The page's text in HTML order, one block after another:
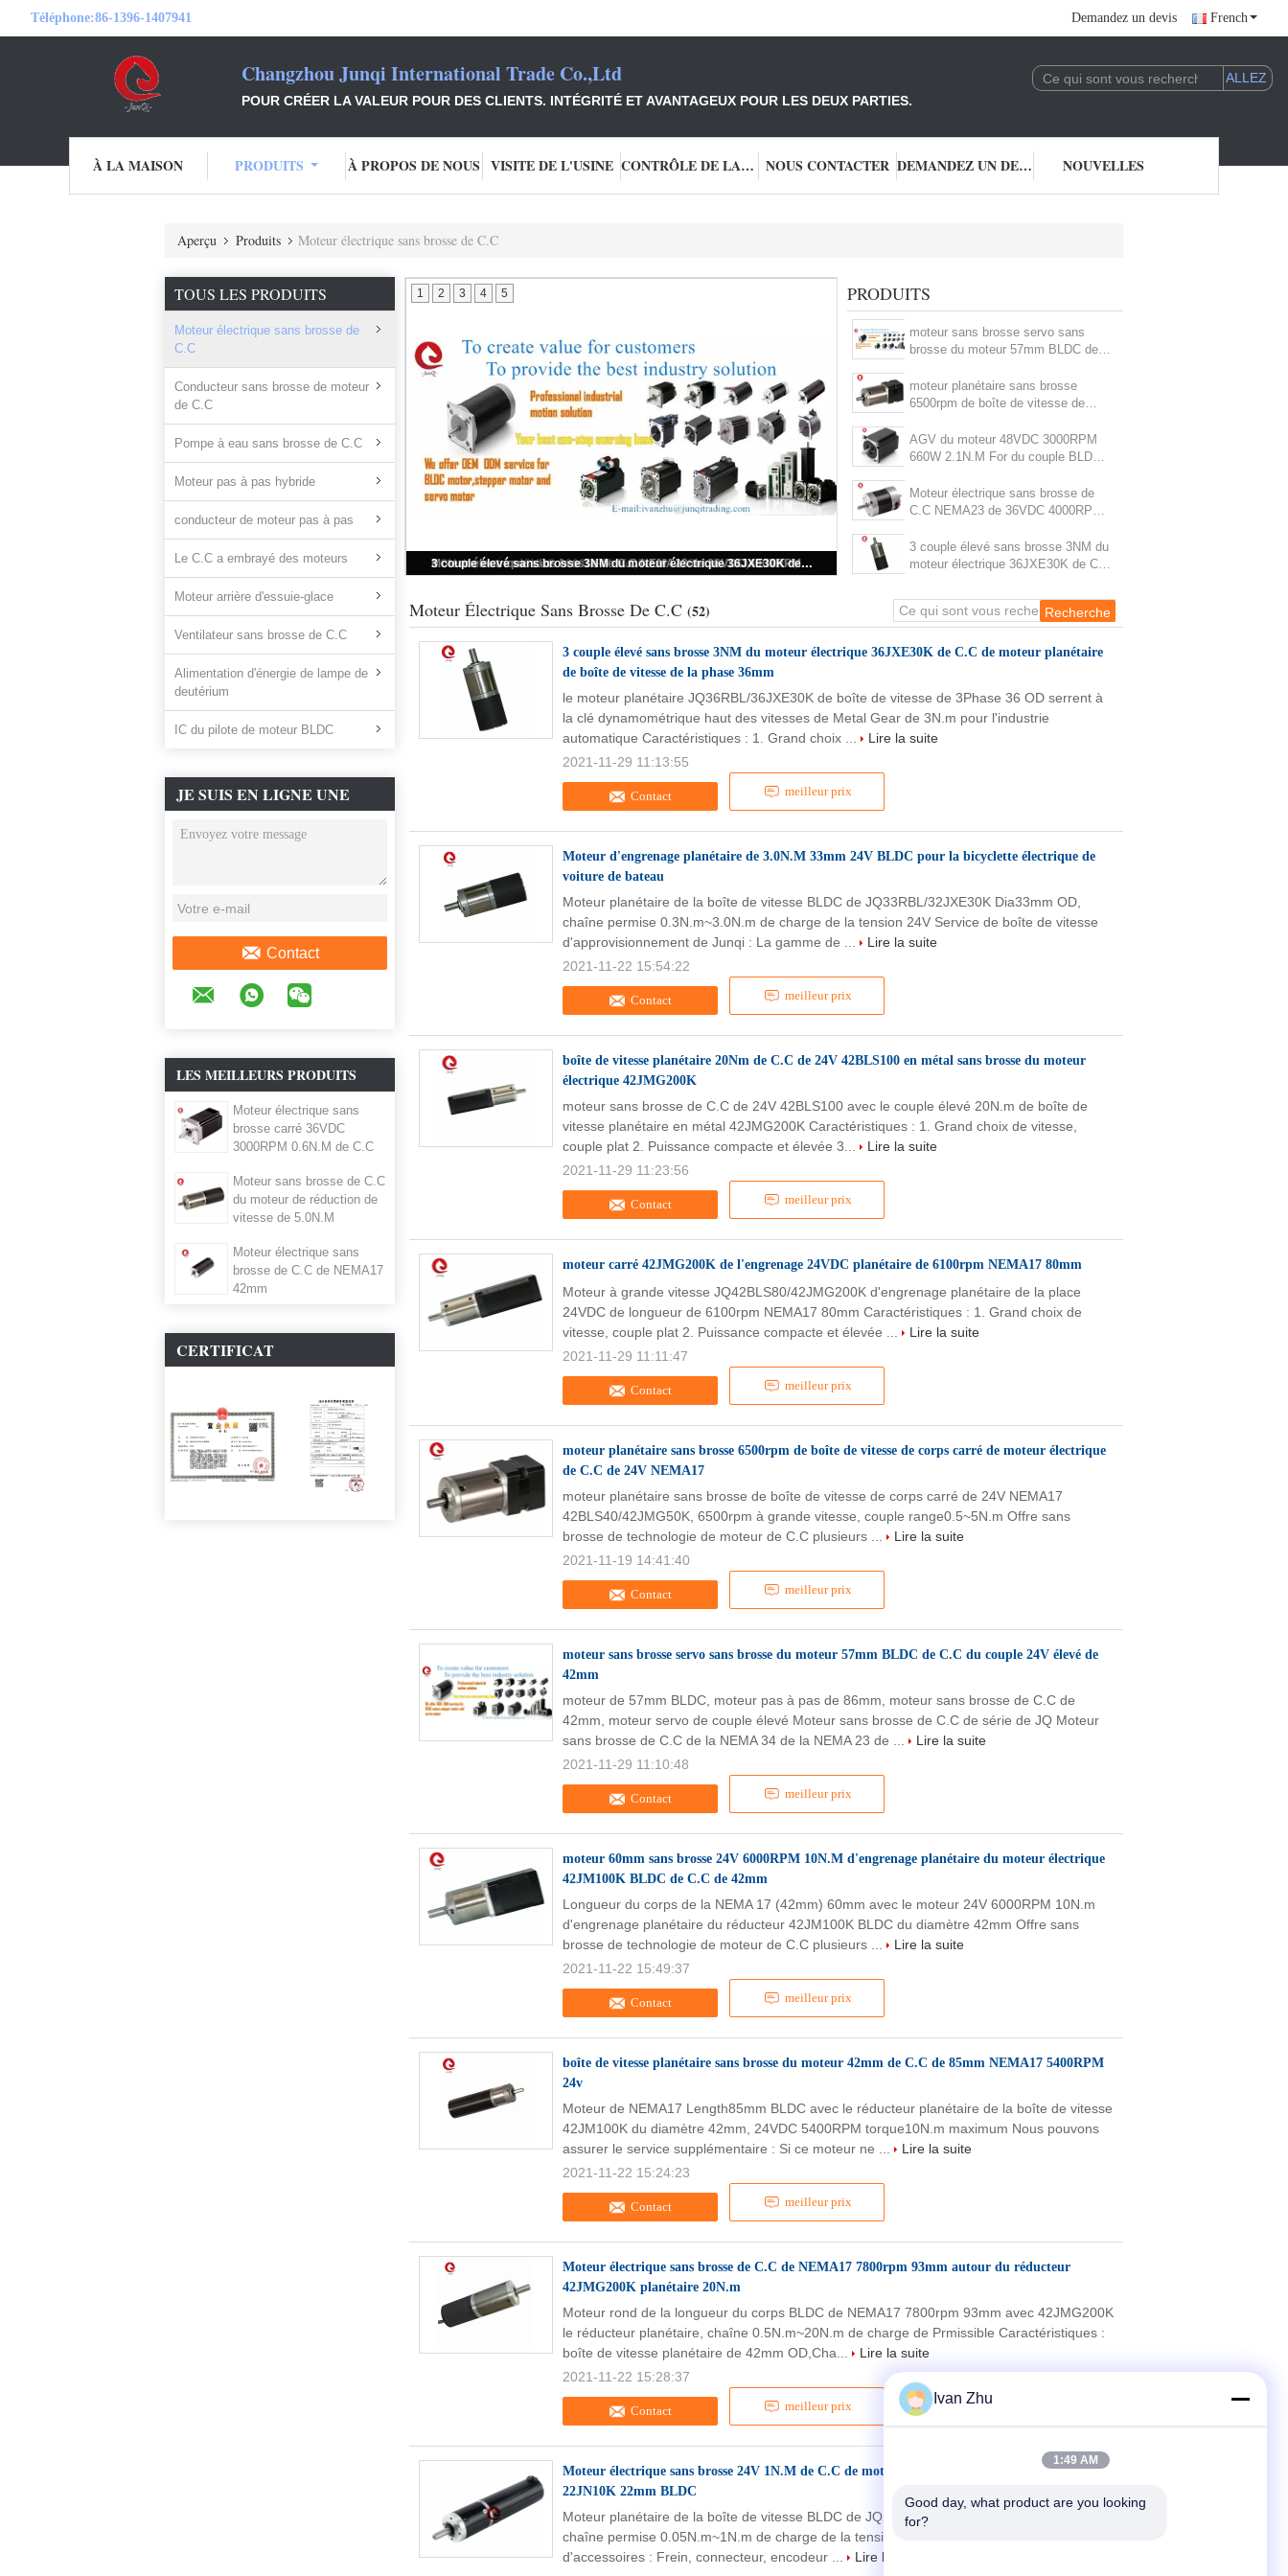
Téléphone:86-1396-1407941 Demandez un devis French
Changzhou Junqi International Trade Co.,Ltd
POUR CRÉER LA VALEUR POUR DES CLIENTS. INTÉGRITÉ ET AVANTAGEUX POUR LES DEUX PARTIES.
À LA MAISON PRODUITS À PROPOS DE NOUS VISITE DE L'USINE CONTRÔLE DE LA QUALITÉ NOUS CONTACTER DEMANDEZ UN DEVIS NOUVELLES
Aperçu Produits Moteur électrique sans brosse de C.C
TOUS LES PRODUITS
Moteur électrique sans brosse de
C.C
Conducteur sans brosse de moteur
de C.C
Pompe à eau sans brosse de C.C
Moteur pas à pas hybride
conducteur de moteur pas à pas
Le C.C a embrayé des moteurs
Moteur arrière d'essuie-glace
Ventilateur sans brosse de C.C
Alimentation d'énergie de lampe de
deutérium
IC du pilote de moteur BLDC
JE SUIS EN LIGNE UNE
DISCUSSION EN LIGNE
Contact
LES MEILLEURS PRODUITS
Moteur électrique sans
brosse carré 36VDC
3000RPM 0.6N.M de C.C
Moteur sans brosse de C.C
du moteur de réduction de
vitesse de 5.0N.M
NEMA17 avec la boîte de
vitesse
Moteur électrique sans
brosse de C.C de NEMA17
42mm
CERTIFICAT
moteur sans brosse servo sans brosse du moteur 57mm BLDC de C.C du couple 24V élevé de 42mm
1 2 3 4 5 PRODUITS
moteur sans brosse servo sans
brosse du moteur 57mm BLDC de
moteur planétaire sans brosse
6500rpm de boîte de vitesse de
C.C de 24V NEMA17
AGV du moteur 48VDC 3000RPM
660W 2.1N.M For du couple BLDC
Moteur électrique sans brosse de
C.C NEMA23 de 36VDC 4000RPM
3 couple élevé sans brosse 3NM du
moteur électrique 36JXE30K de C.C
vitesse de la phase 36mm
Moteur Électrique Sans Brosse De C.C (52)
3 couple élevé sans brosse 3NM du moteur électrique 36JXE30K de C.C de moteur planétaire
de boîte de vitesse de la phase 36mm
Contact meilleur prix
le moteur planétaire JQ36RBL/36JXE30K de boîte de vitesse de 3Phase 36 OD serrent à
la clé dynamométrique haut des vitesses de Metal Gear de 3N.m pour l'industrie
automatique Caractéristiques : 1. Grand choix ...
Lire la suite
2021-11-29 11:13:55
Moteur d'engrenage planétaire de 3.0N.M 33mm 24V BLDC pour la bicyclette électrique de
voiture de bateau
Contact meilleur prix
Moteur planétaire de la boîte de vitesse BLDC de JQ33RBL/32JXE30K Dia33mm OD,
chaîne permise 0.3N.m~3.0N.m de charge de la tension 24V Service de boîte de vitesse
d'approvisionnement de Junqi : La gamme de ...
Lire la suite
2021-11-22 15:54:22
boîte de vitesse planétaire 20Nm de C.C de 24V 42BLS100 en métal sans brosse du moteur
électrique 42JMG200K
Contact meilleur prix
moteur sans brosse de C.C de 24V 42BLS100 avec le couple élevé 20N.m de boîte de
vitesse planétaire en métal 42JMG200K Caractéristiques : 1. Grand choix de vitesse,
couple plat 2. Puissance compacte et élevée 3...
Lire la suite
2021-11-29 11:23:56
moteur carré 42JMG200K de l'engrenage 24VDC planétaire de 6100rpm NEMA17 80mm
Contact meilleur prix
Moteur à grande vitesse JQ42BLS80/42JMG200K d'engrenage planétaire de la place
24VDC de longueur de 6100rpm NEMA17 80mm Caractéristiques : 1. Grand choix de
vitesse, couple plat 2. Puissance compacte et élevée ...
Lire la suite
2021-11-29 11:11:47
moteur planétaire sans brosse 6500rpm de boîte de vitesse de corps carré de moteur électrique
de C.C de 24V NEMA17
Contact meilleur prix
moteur planétaire sans brosse de boîte de vitesse de corps carré de 24V NEMA17
42BLS40/42JMG50K, 6500rpm à grande vitesse, couple range0.5~5N.m Offre sans
brosse de technologie de moteur de C.C plusieurs ...
Lire la suite
2021-11-19 14:41:40
moteur sans brosse servo sans brosse du moteur 57mm BLDC de C.C du couple 24V élevé de
42mm
Contact meilleur prix
moteur de 57mm BLDC, moteur pas à pas de 86mm, moteur sans brosse de C.C de
42mm, moteur servo de couple élevé Moteur sans brosse de C.C de série de JQ Moteur
sans brosse de C.C de la NEMA 34 de la NEMA 23 de ...
Lire la suite
2021-11-29 11:10:48
moteur 60mm sans brosse 24V 6000RPM 10N.M d'engrenage planétaire du moteur électrique
42JM100K BLDC de C.C de 42mm
Contact meilleur prix
Longueur du corps de la NEMA 17 (42mm) 60mm avec le moteur 24V 6000RPM 10N.m
d'engrenage planétaire du réducteur 42JM100K BLDC du diamètre 42mm Offre sans
brosse de technologie de moteur de C.C plusieurs ...
Lire la suite
2021-11-22 15:49:37
boîte de vitesse planétaire sans brosse du moteur 42mm de C.C de 85mm NEMA17 5400RPM
24v
Contact meilleur prix
Moteur de NEMA17 Length85mm BLDC avec le réducteur planétaire de la boîte de vitesse
42JM100K du diamètre 42mm, 24VDC 5400RPM torque10N.m maximum Nous pouvons
assurer le service supplémentaire : Si ce moteur ne ...
Lire la suite
2021-11-22 15:24:23
Moteur électrique sans brosse de C.C de NEMA17 7800rpm 93mm autour du réducteur
42JMG200K planétaire 20N.m
Contact meilleur prix
Moteur rond de la longueur du corps BLDC de NEMA17 7800rpm 93mm avec 42JMG200K
le réducteur planétaire, chaîne 0.5N.m~20N.m de charge de Prmissible Caractéristiques :
boîte de vitesse planétaire de 42mm OD,Cha...
Lire la suite
2021-11-22 15:28:37
Moteur électrique sans brosse 24V 1N.M de C.C de moteur d'engrenage planétaire de
22JN10K 22mm BLDC
Moteur planétaire de la boîte de vitesse BLDC de JQ22RBL/22JN10K Dia22mm OD,
chaîne permise 0.05N.m~1N.m de charge de la tension 24V Caractéristiques : Service
d'accessoires : Frein, connecteur, encodeur ...
Lire la suite
Ivan Zhu
1:49 AM
Good day, what product are you looking
for?